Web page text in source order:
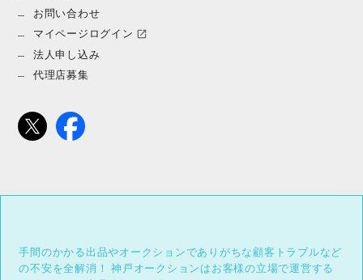
お問い合わせ
マイページログイン
法人申し込み
代理店募集
手間のかかる出品やオークションでありがちな顧客トラブルなど
の不安を全解消！
神戸オークションはお客様の立場で運営する